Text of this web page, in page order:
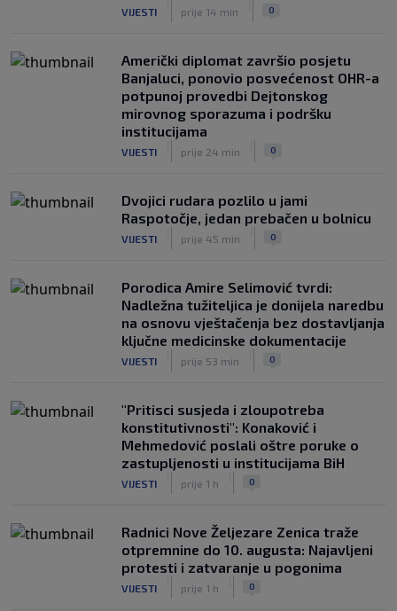
VIJESTI prije 14 min 0
Američki diplomat završio posjetu
Banjaluci, ponovio posvećenost OHR-a
potpunoj provedbi Dejtonskog
mirovnog sporazuma i podršku
institucijama
VIJESTI prije 24 min 0
Dvojici rudara pozlilo u jami
Raspotočje, jedan prebačen u bolnicu
VIJESTI prije 45 min 0
Porodica Amire Selimović tvrdi:
Nadležna tužiteljica je donijela naredbu
na osnovu vještačenja bez dostavljanja
ključne medicinske dokumentacije
VIJESTI prije 53 min 0
"Pritisci susjeda i zloupotreba
konstitutivnosti": Konaković i
Mehmedović poslali oštre poruke o
zastupljenosti u institucijama BiH
VIJESTI prije 1 h 0
Radnici Nove Željezare Zenica traže
otpremnine do 10. augusta: Najavljeni
protesti i zatvaranje u pogonima
VIJESTI prije 1 h 0